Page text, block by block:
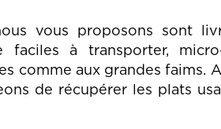
vous proposons sont
faciles à transporter,
comme aux grandes faims.
de récupérer les plats